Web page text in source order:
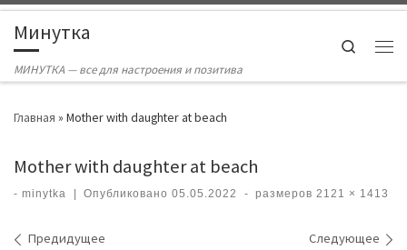
Skip to content
Минутка
МИНУТКА — все для настроения и позитива
Search
Главная » Mother with daughter at beach
Mother with daughter at beach
- minytka Опубликовано05.05.2022 - размеров 2121 × 1413
Навигация по изображениям
Предидущее Следующее